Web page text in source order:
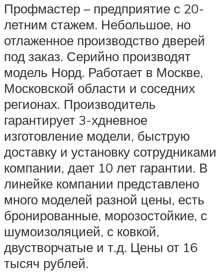
Профмастер – предприятие с 20-
летним стажем. Небольшое, но
отлаженное производство дверей
под заказ. Серийно производят
модель Норд. Работает в Москве,
Московской области и соседних
регионах. Производитель
гарантирует 3-хдневное
изготовление модели, быструю
доставку и установку сотрудниками
компании, дает 10 лет гарантии. В
линейке компании представлено
много моделей разной цены, есть
бронированные, морозостойкие, с
шумоизоляцией, с ковкой,
двустворчатые и т.д. Цены от 16
тысяч рублей.